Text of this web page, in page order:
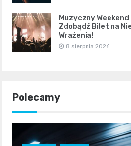
Muzyczny
Zdobądź Bilet na
Wrażenia!
8 sierpnia 2026
Polecamy